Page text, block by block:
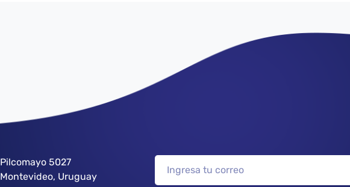
Pilcomayo 5027
Montevideo, Uruguay